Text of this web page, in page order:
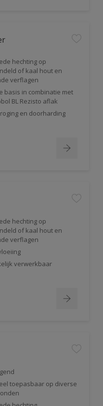
hechting op
of kaal hout en
verflagen
basis in combinatie met
BL Rezisto aflak
en doorharding
hechting op
of kaal hout en
verflagen
verwerkbaar
toepasbaar op diverse